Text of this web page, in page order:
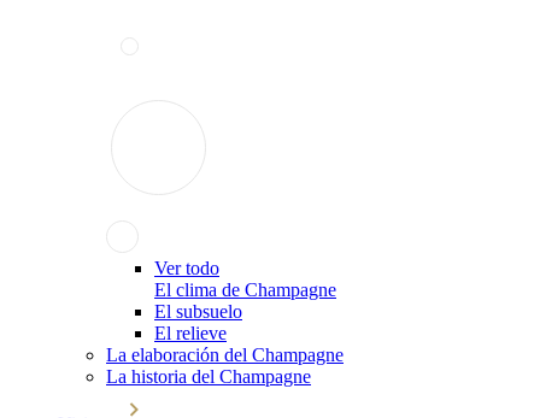
Ver todo
El clima de Champagne
El subsuelo
El relieve
La elaboración del Champagne
La historia del Champagne